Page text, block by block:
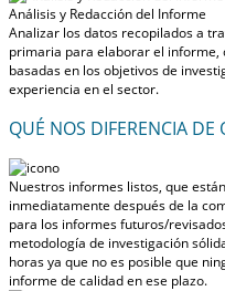
Análisis y Redacción del Informe
Analizar los datos recopilados a
primaria para elaborar el informe,
basadas en los objetivos de
experiencia en el sector.
QUÉ NOS DIFERENCIA DE
Nuestros informes listos, que
inmediatamente después de la
para los informes futuros/
metodología de investigación
horasya que no es posible que
informe de calidad en ese plazo.